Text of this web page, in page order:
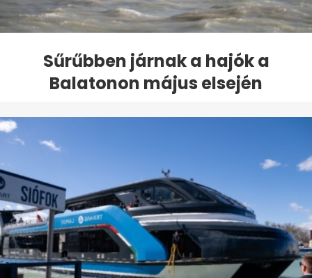
Sűrűbben járnak a hajók a
Balatonon május elsején